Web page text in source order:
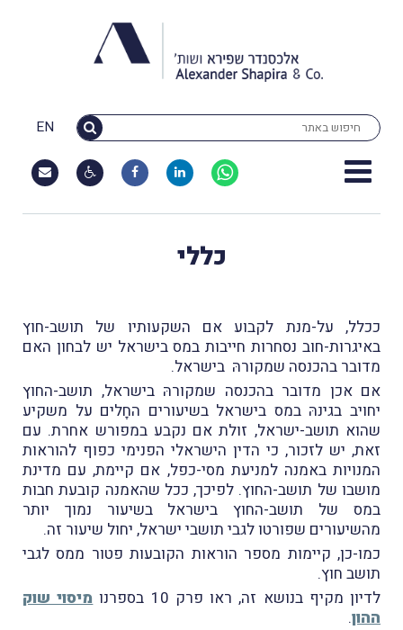
EN
כללי
ככלל, על-מנת לקבוע אם השקעותיו של תושב-חוץ
באיגרות-חוב נסחרות חייבות במס בישראל יש לבחון האם
מדובר בהכנסה שמקורהּ בישראל.
אם אכן מדובר בהכנסה שמקורהּ בישראל, תושב-החוץ
יחויב בגינהּ במס בישראל בשיעורים החָלים על משקיע
שהוא תושב-ישראל, זולת אם נקבע במפורש אחרת. עם
זאת, יש לזכור, כי הדין הישראלי הפנימי כפוף להוראות
המנויות באמנה למניעת מסי-כפל, אם קיימת, עם מדינת
מושבו של תושב-החוץ. לפיכך, ככל שהאמנה קובעת חבות
במס של תושב-החוץ בישראל בשיעור נמוך יותר
מהשיעורים שפורטו לגבי תושבי ישראל, יחול שיעור זה.
כמו-כן, קיימות מספר הוראות הקובעות פטור ממס לגבי
תושב חוץ.
לדיון מקיף בנושא זה, ראו פרק 10 בספרנו
מיסוי שוק
ההון.